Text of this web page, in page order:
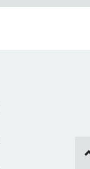
במקש